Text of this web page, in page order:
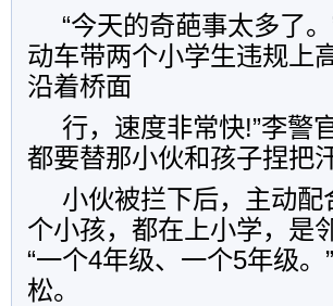
“今天的奇葩事太多了
动车带两个小学生违规上
沿着桥面
行，速度非常快!”李警
都要替那小伙和孩子捏把汗
小伙被拦下后，主动
个小孩，都在上小学，是
“一个4年级、一个5年级
松。